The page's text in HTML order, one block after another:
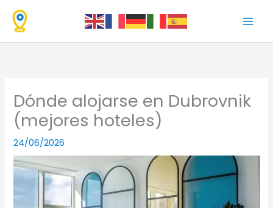
contenido
Dónde alojarse en Dubrovnik
(mejores hoteles)
24/06/2026